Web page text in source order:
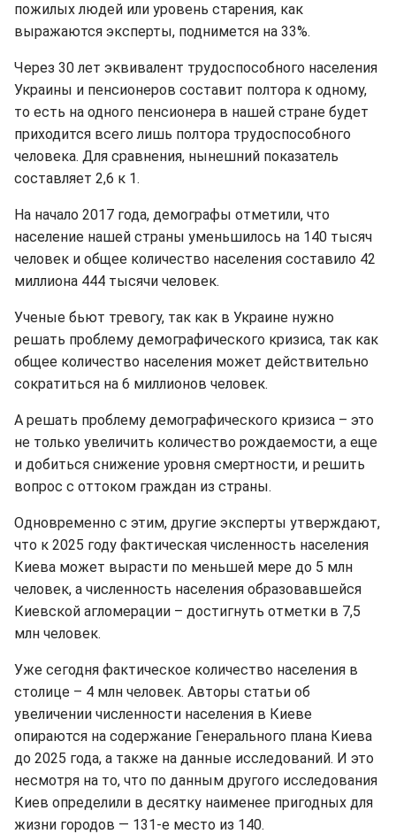
пожилых людей или уровень старения, как
выражаются эксперты, поднимется на 33%.
Через 30 лет эквивалент трудоспособного населения
Украины и пенсионеров составит полтора к одному,
то есть на одного пенсионера в нашей стране будет
приходится всего лишь полтора трудоспособного
человека. Для сравнения, нынешний показатель
составляет 2,6 к 1.
На начало 2017 года, демографы отметили, что
население нашей страны уменьшилось на 140 тысяч
человек и общее количество населения составило 42
миллиона 444 тысячи человек.
Ученые бьют тревогу, так как в Украине нужно
решать проблему демографического кризиса, так как
общее количество населения может действительно
сократиться на 6 миллионов человек.
А решать проблему демографического кризиса – это
не только увеличить количество рождаемости, а еще
и добиться снижение уровня смертности, и решить
вопрос с оттоком граждан из страны.
Одновременно с этим, другие эксперты утверждают,
что к 2025 году фактическая численность населения
Киева может вырасти по меньшей мере до 5 млн
человек, а численность населения образовавшейся
Киевской агломерации – достигнуть отметки в 7,5
млн человек.
Уже сегодня фактическое количество населения в
столице – 4 млн человек. Авторы статьи об
увеличении численности населения в Киеве
опираются на содержание Генерального плана Киева
до 2025 года, а также на данные исследований. И это
несмотря на то, что по данным другого исследования
Киев определили в десятку наименее пригодных для
жизни городов — 131-е место из 140.